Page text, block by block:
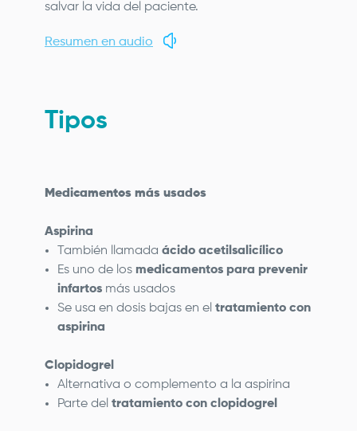
salvar la vida del paciente.
Resumen en audio
Tipos
Medicamentos más usados
Aspirina
También llamada ácido acetilsalicílico
Es uno de los medicamentos para prevenir
infartos más usados
Se usa en dosis bajas en el tratamiento con
aspirina
Clopidogrel
Alternativa o complemento a la aspirina
Parte del tratamiento con clopidogrel